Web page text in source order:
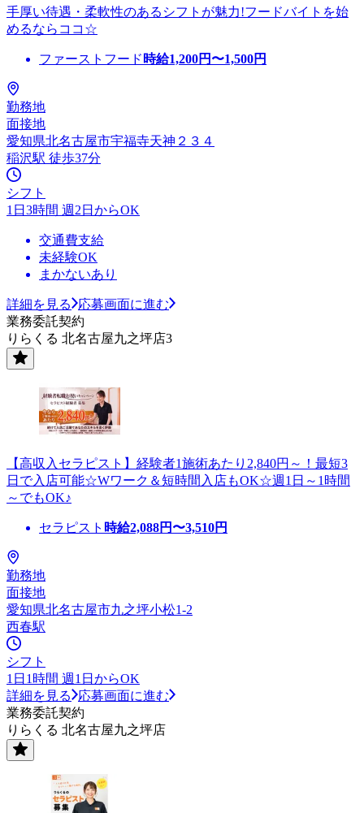
手厚い待遇・柔軟性のあるシフトが魅力!フードバイトを始
めるならココ☆
ファーストフード 時給1,200円〜1,500円
勤務地
面接地
愛知県北名古屋市宇福寺天神２３４
稲沢駅 徒歩37分
シフト
1日3時間 週2日からOK
交通費支給
未経験OK
まかないあり
詳細を見る
応募画面に進む
業務委託契約
りらくる 北名古屋九之坪店3
【高収入セラピスト】経験者1施術あたり2,840円～！最短3
日で入店可能☆Wワーク＆短時間入店もOK☆週1日～1時間
～でもOK♪
セラピスト 時給2,088円〜3,510円
勤務地
面接地
愛知県北名古屋市九之坪小松1-2
西春駅
シフト
1日1時間 週1日からOK
詳細を見る
応募画面に進む
業務委託契約
りらくる 北名古屋九之坪店